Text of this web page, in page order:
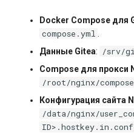
Docker Compose для
compose.yml
Данные Gitea: /srv/
Compose для прокси
/root/nginx/
Конфигурация сайта
/data/nginx/
ID>.hostkey.in.conf